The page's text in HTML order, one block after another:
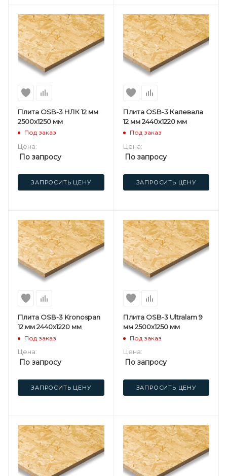
Плита OSB-3 НЛК 12 мм
2500х1250 мм
Под заказ
Цена:
По запросу
ЗАПРОСИТЬ ЦЕНУ
Плита OSB-3 Калевала
12 мм 2440х1220 мм
Под заказ
Цена:
По запросу
ЗАПРОСИТЬ ЦЕНУ
Плита OSB-3 Kronospan
12 мм 2440х1220 мм
Под заказ
Цена:
По запросу
ЗАПРОСИТЬ ЦЕНУ
Плита OSB-3 Ultralam 9
мм 2500х1250 мм
Под заказ
Цена:
По запросу
ЗАПРОСИТЬ ЦЕНУ